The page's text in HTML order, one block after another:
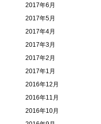
2017年6月
2017年5月
2017年4月
2017年3月
2017年2月
2017年1月
2016年12月
2016年11月
2016年10月